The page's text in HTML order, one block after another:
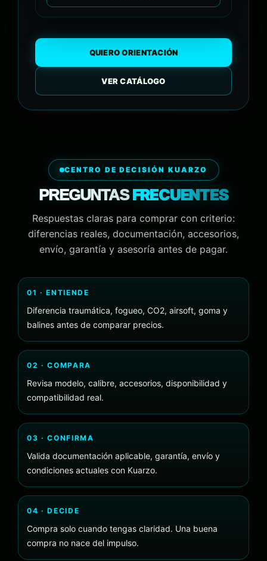
QUIERO ORIENTACIÓN
VER CATÁLOGO
CENTRO DE DECISIÓN KUARZO
PREGUNTASFRECUENTES
Respuestas claras para comprar con criterio:
diferencias reales, documentación, accesorios,
envío, garantía y asesoría antes de pagar.
01 · ENTIENDE
Diferencia traumática, fogueo, CO2, airsoft, goma y
balines antes de comparar precios.
02 · COMPARA
Revisa modelo, calibre, accesorios, disponibilidad y
compatibilidad real.
03 · CONFIRMA
Valida documentación aplicable, garantía, envío y
condiciones actuales con Kuarzo.
04 · DECIDE
Compra solo cuando tengas claridad. Una buena
compra no nace del impulso.